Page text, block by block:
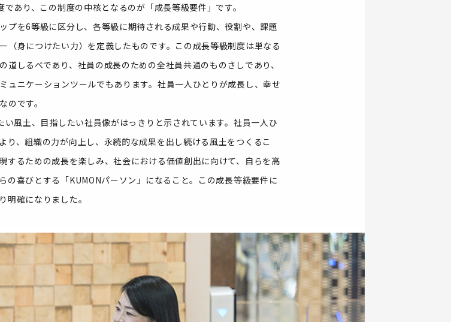
あり、この制度の中核となるのが「成長等級要件」です。
プを6等級に区分し、各等級に期待される成果や行動、役割や、課題
（身につけたい力）を定義したものです。この成長等級制度は単なる
道しるべであり、社員の成長のための全社員共通のものさしであり、
ュニケーションツールでもあります。社員一人ひとりが成長し、幸せ
のです。
風土、目指したい社員像がはっきりと示されています。社員一人ひ
り、組織の力が向上し、永続的な成果を出し続ける風土をつくるこ
するための成長を楽しみ、社会における価値創出に向けて、自らを高
の喜びとする「KUMONパーソン」になること。この成長等級要件に
明確になりました。